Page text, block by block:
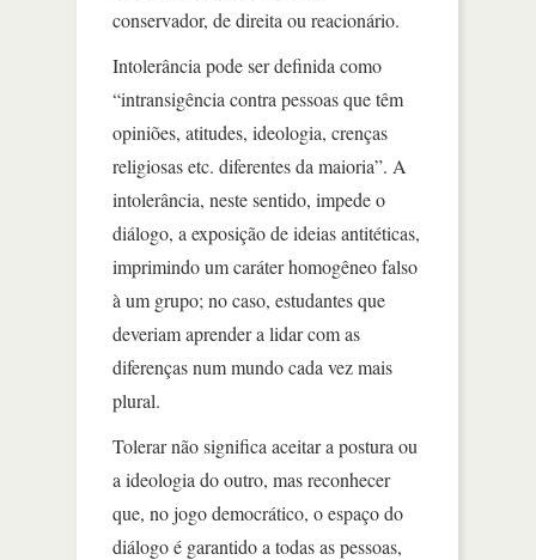
conservador, de direita ou reacionário.
Intolerância pode ser definida como
“intransigência contra pessoas que têm
opiniões, atitudes, ideologia, crenças
religiosas etc. diferentes da maioria”. A
intolerância, neste sentido, impede o
diálogo, a exposição de ideias antitéticas,
imprimindo um caráter homogêneo falso
à um grupo; no caso, estudantes que
deveriam aprender a lidar com as
diferenças num mundo cada vez mais
plural.
Tolerar não significa aceitar a postura ou
a ideologia do outro, mas reconhecer
que, no jogo democrático, o espaço do
diálogo é garantido a todas as pessoas,